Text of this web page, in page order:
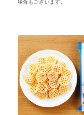
場合もございます。